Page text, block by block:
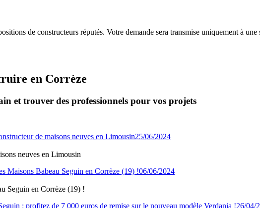
de constructeurs réputés. Votre demande sera transmise uniquement à
en Corrèze
et trouver des professionnels pour vos projets
25/06/2024
neuves en Limousin
06/06/2024
Seguin en Corrèze (19) !
26/04/